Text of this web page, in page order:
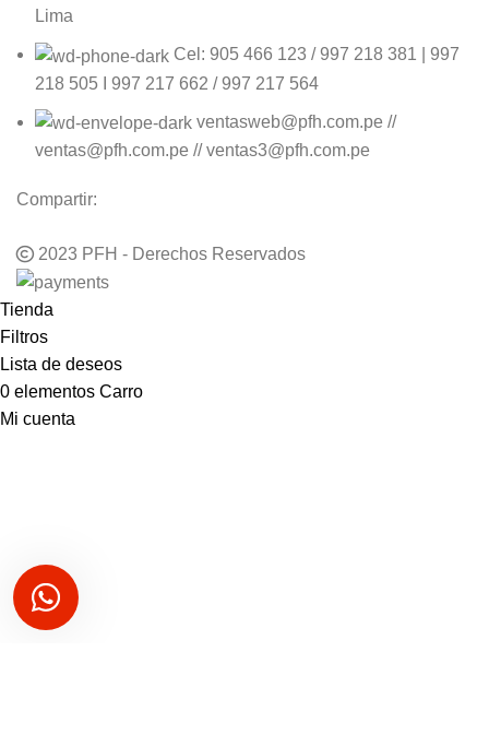
Lima
Cel: 905 466 123 / 997 218 381 | 997
218 505 I 997 217 662 / 997 217 564
ventasweb@pfh.com.pe //
ventas@pfh.com.pe // ventas3@pfh.com.pe
Compartir:
2023 PFH - Derechos Reservados
Tienda
Filtros
Lista de deseos
0 elementos Carro
Mi cuenta